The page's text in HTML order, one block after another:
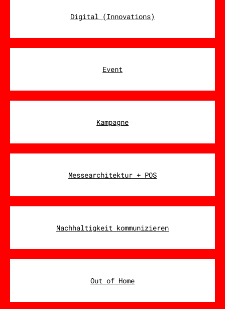
Digital (Innovations)
Event
Kampagne
Messearchitektur + POS
Nachhaltigkeit kommunizieren
Out of Home